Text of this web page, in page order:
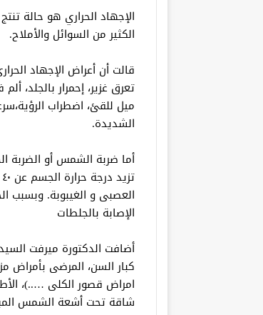
الإجهاد الحراري هو حالة
الكثير من السوائل والأملاح.
تعرق غزير، إحمرار بالجلد،
ميل للقئ، اضطراب
الشديدة.
أما ضربة الشمس أو الضربة
العصبى و الغيبوبة. وبسبب
الإصابة بالجلطات
أضافت الدكتورة ميرفت
كبار السن، المرضى بأمراض
امراض قصور الكلى …..)،
شاقة تحت أشعة الشمس